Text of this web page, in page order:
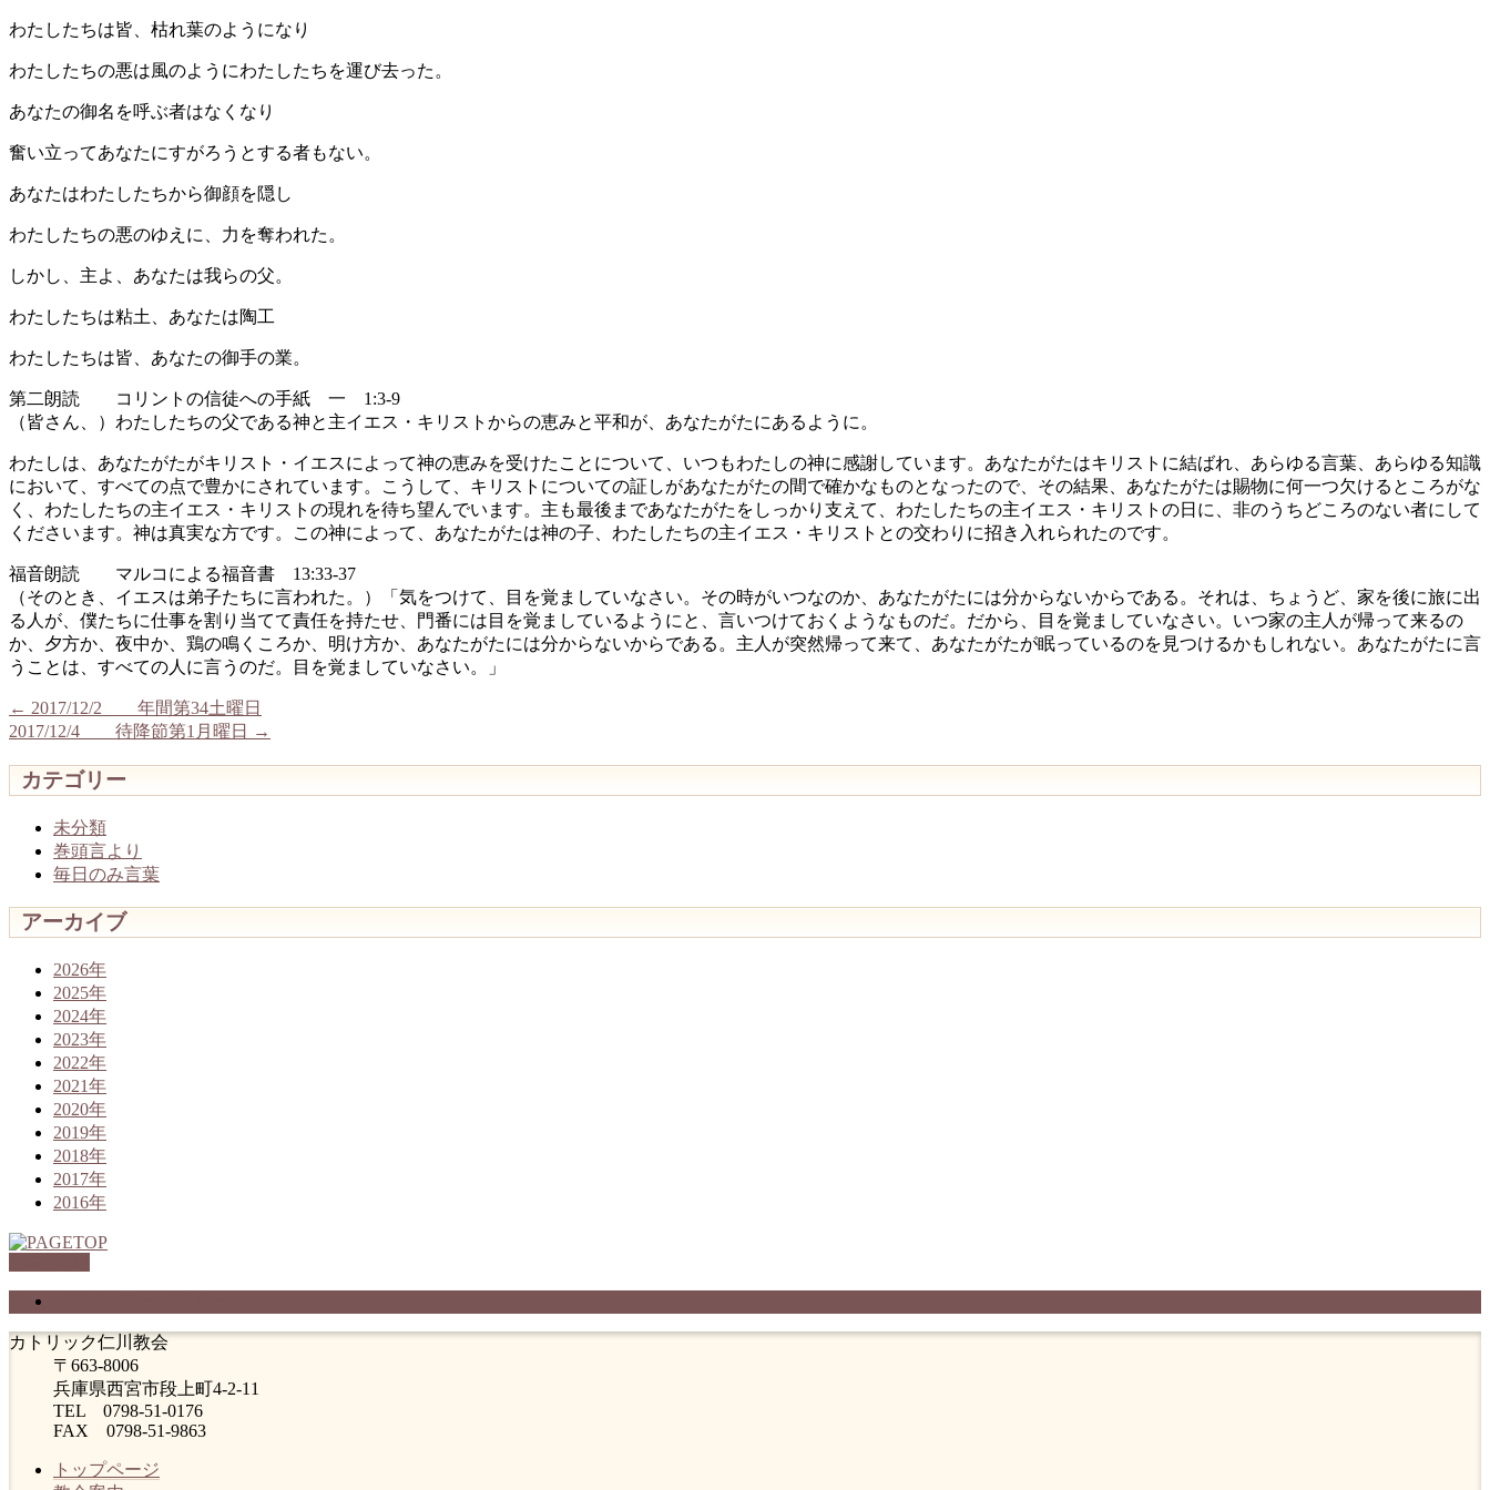
わたしたちは皆、枯れ葉のようになり
わたしたちの悪は風のようにわたしたちを運び去った。
あなたの御名を呼ぶ者はなくなり
奮い立ってあなたにすがろうとする者もない。
あなたはわたしたちから御顔を隠し
わたしたちの悪のゆえに、力を奪われた。
しかし、主よ、あなたは我らの父。
わたしたちは粘土、あなたは陶工
わたしたちは皆、あなたの御手の業。
第二朗読 コリントの信徒への手紙 一 1:3-9
（皆さん、）わたしたちの父である神と主イエス・キリストからの恵みと平和が、あなたがたにあるように。
わたしは、あなたがたがキリスト・イエスによって神の恵みを受けたことについて、いつもわたしの神に感謝しています。あなたがたはキリストに結ばれ、あらゆる言葉、あらゆる知識
において、すべての点で豊かにされています。こうして、キリストについての証しがあなたがたの間で確かなものとなったので、その結果、あなたがたは賜物に何一つ欠けるところがな
く、わたしたちの主イエス・キリストの現れを待ち望んでいます。主も最後まであなたがたをしっかり支えて、わたしたちの主イエス・キリストの日に、非のうちどころのない者にして
くださいます。神は真実な方です。この神によって、あなたがたは神の子、わたしたちの主イエス・キリストとの交わりに招き入れられたのです。
福音朗読 マルコによる福音書 13:33-37
（そのとき、イエスは弟子たちに言われた。）「気をつけて、目を覚ましていなさい。その時がいつなのか、あなたがたには分からないからである。それは、ちょうど、家を後に旅に出
る人が、僕たちに仕事を割り当てて責任を持たせ、門番には目を覚ましているようにと、言いつけておくようなものだ。だから、目を覚ましていなさい。いつ家の主人が帰って来るの
か、夕方か、夜中か、鶏の鳴くころか、明け方か、あなたがたには分からないからである。主人が突然帰って来て、あなたがたが眠っているのを見つけるかもしれない。あなたがたに言
うことは、すべての人に言うのだ。目を覚ましていなさい。」
← 2017/12/2 年間第34土曜日
2017/12/4 待降節第1月曜日
→
カテゴリー
未分類
巻頭言より
毎日のみ言葉
アーカイブ
2026年
2025年
2024年
2023年
2022年
2021年
2020年
2019年
2018年
2017年
2016年
カトリック仁川教会
〒663-8006
兵庫県西宮市段上町4-2-11
TEL 0798-51-0176
FAX 0798-51-9863
トップページ